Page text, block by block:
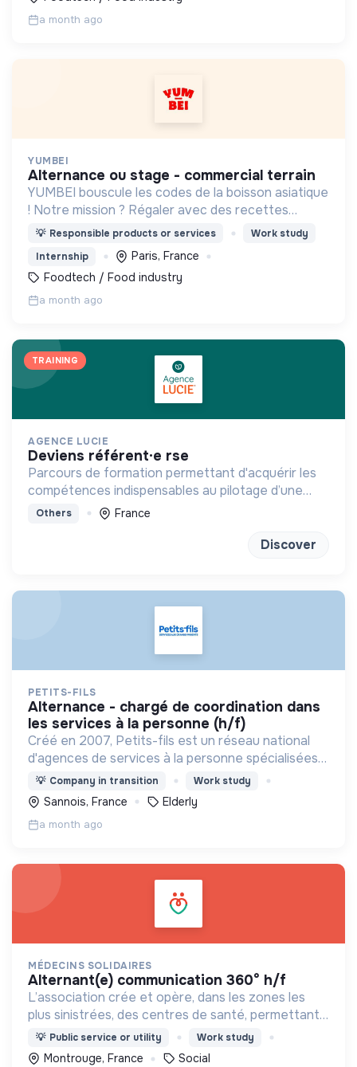
a month ago
YUMBEI
alternance ou stage - commercial terrain
YUMBEI bouscule les codes de la boisson asiatique
! Notre mission ? Régaler avec des recettes
innovantes, plus saines et responsables.
💡 Responsible products or services
Work study
Internship
Paris, France
Foodtech / Food industry
a month ago
TRAINING
AGENCE LUCIE
deviens référent·e rse
Parcours de formation permettant d'acquérir les
compétences indispensables au pilotage d’une
stratégie RSE/RSO
Others France
Discover
PETITS-FILS
alternance - chargé de coordination dans
les services à la personne (h/f)
Créé en 2007, Petits-fils est un réseau national
d'agences de services à la personne spécialisées
dans l'aide à domicile pour les personnes âgées.
💡 Company in transition Work study
Sannois, France Elderly
a month ago
MÉDECINS SOLIDAIRES
alternant(e) communication 360° h/f
L’association crée et opère, dans les zones les
plus sinistrées, des centres de santé, permettant
aux populations de retrouver une porte à laquelle
frapper lorsque le besoin médical survient.
💡 Public service or utility Work study
Montrouge, France Social